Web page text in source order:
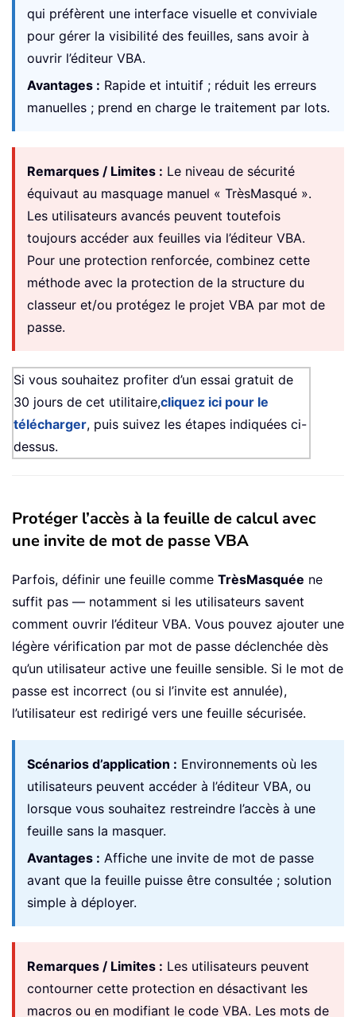
qui préfèrent une interface visuelle et conviviale
pour gérer la visibilité des feuilles, sans avoir à
ouvrir l’éditeur VBA.
Avantages : Rapide et intuitif ; réduit les erreurs
manuelles ; prend en charge le traitement par lots.
Remarques / Limites : Le niveau de sécurité
équivaut au masquage manuel « TrèsMasqué ».
Les utilisateurs avancés peuvent toutefois
toujours accéder aux feuilles via l’éditeur VBA.
Pour une protection renforcée, combinez cette
méthode avec la protection de la structure du
classeur et/ou protégez le projet VBA par mot de
passe.
Si vous souhaitez profiter d’un essai gratuit de
30 jours de cet utilitaire,cliquez ici pour le
télécharger, puis suivez les étapes indiquées ci-
dessus.
Protéger l’accès à la feuille de calcul avec
une invite de mot de passe VBA
Parfois, définir une feuille comme TrèsMasquée ne
suffit pas — notamment si les utilisateurs savent
comment ouvrir l’éditeur VBA. Vous pouvez ajouter une
légère vérification par mot de passe déclenchée dès
qu’un utilisateur active une feuille sensible. Si le mot de
passe est incorrect (ou si l’invite est annulée),
l’utilisateur est redirigé vers une feuille sécurisée.
Scénarios d’application : Environnements où les
utilisateurs peuvent accéder à l’éditeur VBA, ou
lorsque vous souhaitez restreindre l’accès à une
feuille sans la masquer.
Avantages : Affiche une invite de mot de passe
avant que la feuille puisse être consultée ; solution
simple à déployer.
Remarques / Limites : Les utilisateurs peuvent
contourner cette protection en désactivant les
macros ou en modifiant le code VBA. Les mots de